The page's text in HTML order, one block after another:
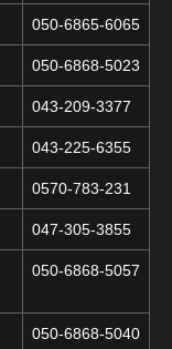
050-6865-6065
050-6868-5023
043-209-3377
043-225-6355
0570-783-231
047-305-3855
050-6868-5057
050-6868-5040